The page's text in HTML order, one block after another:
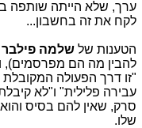
ערך, שלא הייתה שותפה
לקח את זה בחשבון...
הטענות של שלמה פילבר
להבין מה הם מפרסמים),
"זו דרך הפעולה המקובלת
עבירה פלילית" ו"לא
סרק, שאין להם בסיס
שלו.